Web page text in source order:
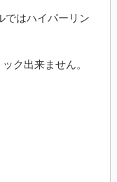
ではハイパーリン
ク出来ません。